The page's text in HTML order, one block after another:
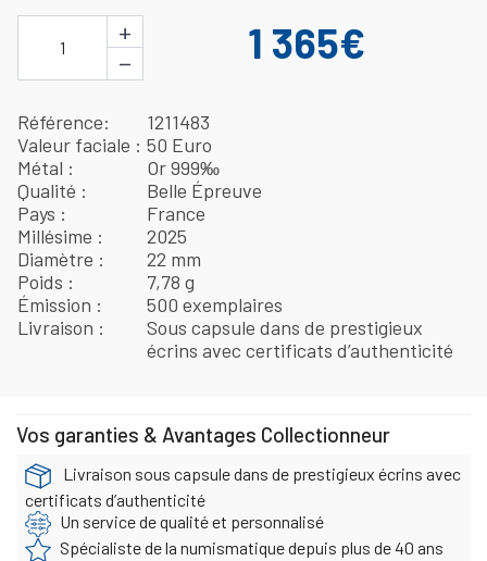
1
+
−
1 365€
Référence
1211483
Valeur faciale
50 Euro
Métal
Or 999‰
Qualité
Belle Épreuve
Pays
France
Millésime
2025
Diamètre
22 mm
Poids
7,78 g
Émission
500 exemplaires
Livraison
Sous capsule dans de prestigieux
écrins avec certificats d’authenticité
Vos garanties & Avantages Collectionneur
Livraison sous capsule dans de prestigieux écrins avec
certificats d’authenticité
Un service de qualité et personnalisé
Spécialiste de la numismatique depuis plus de 40 ans